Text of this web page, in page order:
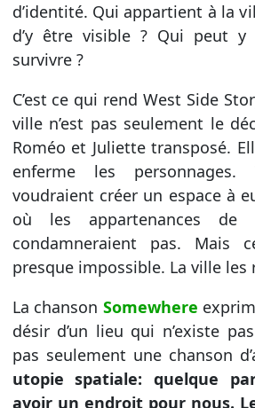
d’identité. Qui appartient à la
d’y être visible ? Qui peut y
survivre ?
C’est ce qui rend West Side
ville n’est pas seulement le
Roméo et Juliette transposé.
enferme les
voudraient créer un espace à
où les appartenances
condamneraient pas. Mais
presque impossible. La ville les
La chanson Somewhere
désir d’un lieu qui n’existe
pas seulement une chanson
utopie spatiale: quelque
avoir un endroit pour nous.